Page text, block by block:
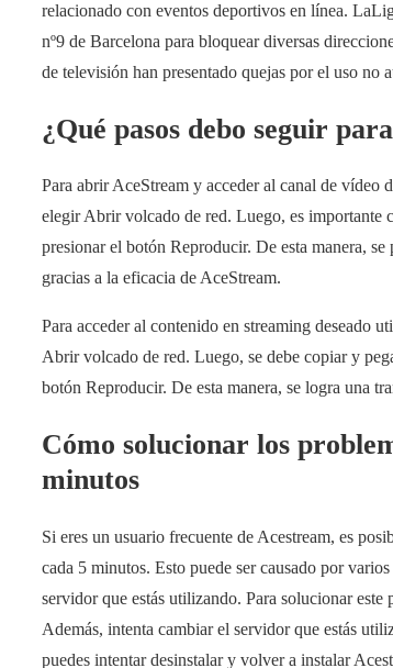
relacionado con eventos deportivos en línea.
nº9 de Barcelona para bloquear diversas
de televisión han presentado quejas por el uso no
¿Qué pasos debo seguir
Para abrir AceStream y acceder al canal de vídeo
elegir Abrir volcado de red. Luego, es importante
presionar el botón Reproducir. De esta manera,
gracias a la eficacia de AceStream.
Para acceder al contenido en streaming deseado
Abrir volcado de red. Luego, se debe copiar y
botón Reproducir. De esta manera, se logra una
Cómo solucionar los
minutos
Si eres un usuario frecuente de Acestream, es
cada 5 minutos. Esto puede ser causado por
servidor que estás utilizando. Para solucionar
Además, intenta cambiar el servidor que estás
puedes intentar desinstalar y volver a instalar